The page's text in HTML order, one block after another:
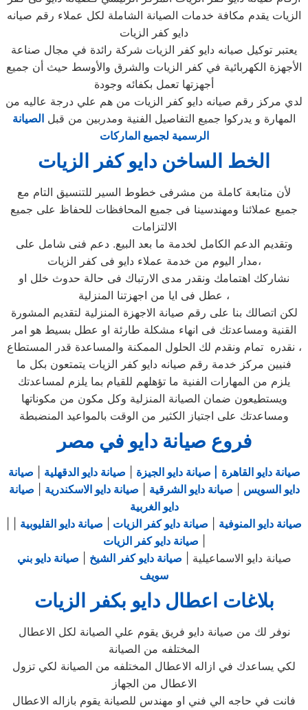
الزيات يقدم مكافة خدمات الصيانة الشاملة لكل عملاء رقم صيانه
دايو كفر الزيات
يعتبر توكيل صيانه دايو كفر الزيات شركة رائدة في مجال صناعة
الأجهزة الكهربائية في كفر الزيات والشرق والأوسط حيث أن جميع
أجهزتها تعمل بكفائه وجودة
لدي مركز رقم صيانه دايو كفر الزيات من هم علي درجة عاليه من
المهارة و يدركوا جميع التفاصيل الفنية ومدربين من قبل الصيانة
الرسمية لجميع الماركات
الخط الساخن دايو كفر الزيات
لأن متابعة كاملة من مشرفى خطوط السير للتنسيق التام مع
جميع عملائنا ومهندسينا فى جميع المحافظات للحفاظ على جميع
الالتزامات
وتقديم الدعم الكامل لخدمة ما بعد البيع. دعم فنى شامل على
مدار اليوم من خدمة عملاء دايو فى كفر الزيات،
نشاركك اهتمامك ونقدر مدى الارتباك فى حالة حدوث خلل او
عطل فى ايا من اجهزتنا المنزلية ،
لكن اتصالك بنا على رقم صيانة الاجهزة المنزلية لتقديم المشورة
القنية ومساعدتك فى انهاء مشكلة طارئة او عطل بسيط هو امر
نقدره تمام ونقدم لك الحلول الممكنة والمساعدة قدر المستطاع ،
فنيين مركز خدمة رقم صيانه دايو كفر الزيات يتمتعون بكل ما
يلزم من المهارات الفنية ما تؤهلهم للقيام بما يلزم لمساعدتك
ويستطيعون ضمان الصيانة المنزلية وكل مكون من مكوناتها
ومساعدتك على اجتياز الكثير من الوقت بالمواعيد المنضبطة
فروع صيانة دايو في مصر
صيانة دايو القاهرة | صيانة دايو الجيزة صيانة دايو الدقهلية
صيانة
دايو السويس
صيانة دايو الشرقية صيانة دايو الاسكندرية
صيانة
دايو الغربية
صيانة دايو المنوفية صيانة دايو كفر الزيات صيانة دايو القليوبية
صيانة دايو كفر الزيات
صيانة دايو الاسماعيلية | صيانة دايو كفر الشيخ
صيانة دايو بني
سويف
بلاغات اعطال دايو بكفر الزيات
نوفر لك من صيانة دايو فريق يقوم علي الصيانة لكل الاعطال
المختلفه من الصيانة
لكي يساعدك في ازاله الاعطال المختلفه من الصيانة لكي تزول
الاعطال من الجهاز
فانت في حاجه الي فني او مهندس للصيانة يقوم بازاله الاعطال